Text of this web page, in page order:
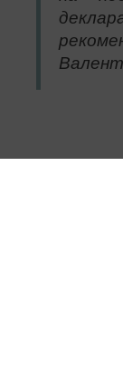
Следите за